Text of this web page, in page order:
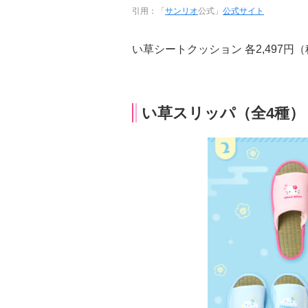
引用：「サンリオ公式」 公式サイト
い草シートクッション 各2,497円（
い草スリッパ（全4種）